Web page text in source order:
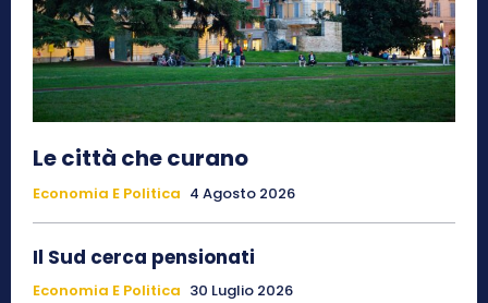
Le città che curano
Economia E Politica 4 Agosto 2026
Il Sud cerca pensionati
Economia E Politica 30 Luglio 2026